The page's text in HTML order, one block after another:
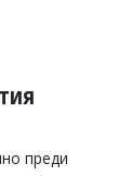
преди